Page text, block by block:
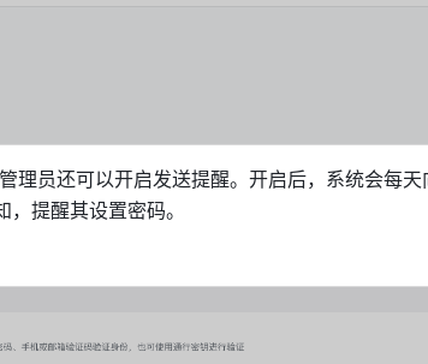
理员还可以开启发送提醒。开启后，系统会每
提醒其设置密码。